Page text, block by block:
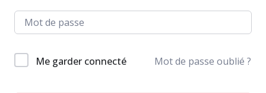
Me garder connecté Mot de passe oublié ?